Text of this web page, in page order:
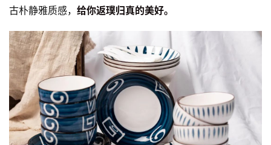
资
古朴静雅质感， 给你返璞归真的美好。